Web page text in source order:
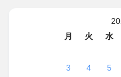
月
火 水
3
4 5